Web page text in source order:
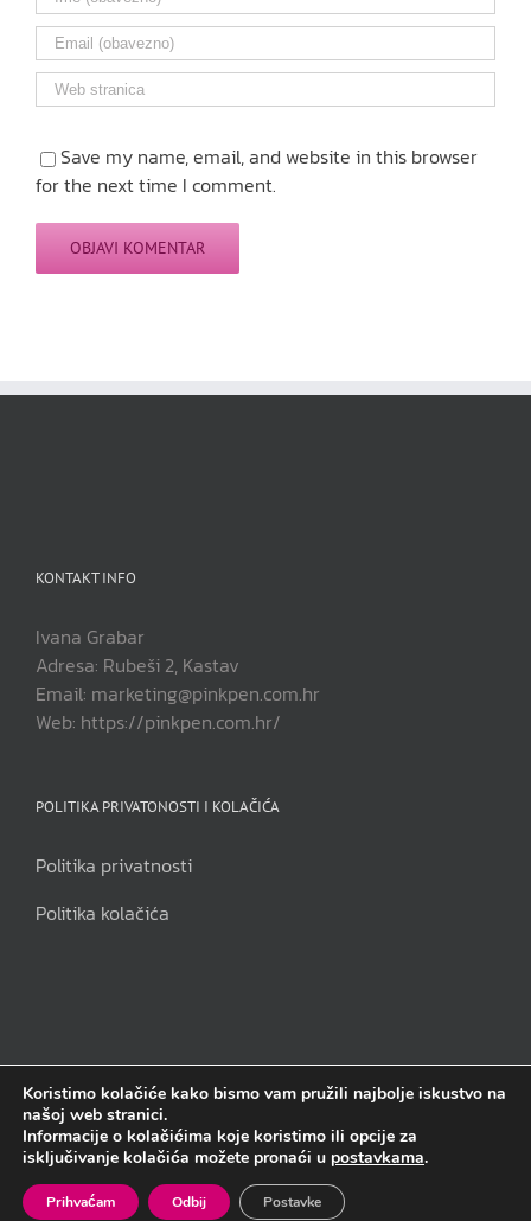
Save my name, email, and website in this browser
for the next time I comment.
KONTAKT INFO
Ivana Grabar
Adresa: Rubeši 2, Kastav
Email: marketing@pinkpen.com.hr
Web: https://pinkpen.com.hr/
POLITIKA PRIVATONOSTI I KOLAČIĆA
Politika privatnosti
Politika kolačića
Pink Pen j.d.o.o | Sva prava pridržana | Copyright 2014. - 2023.
FacebookInstagram
Email
Koristimo kolačiće kako bismo vam pružili najbolje iskustvo na
našoj web stranici.
Informacije o kolačićima koje koristimo ili opcije za
isključivanje kolačića možete pronaći u postavkama.
Prihvaćam Odbij Postavke